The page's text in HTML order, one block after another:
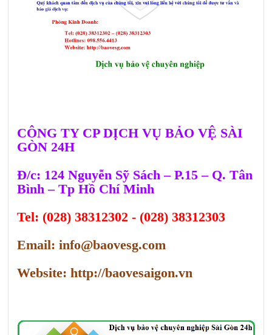
CÔNG TY CP DỊCH VỤ BẢO VỆ SÀI
GÒN 24H
Đ/c: 124 Nguyễn Sỹ Sách – P.15 – Q. Tân
Bình – Tp Hồ Chí Minh
Tel: (028) 38312302 - (028) 38312303
Email: info@baovesg.com
Website: http://baovesaigon.vn